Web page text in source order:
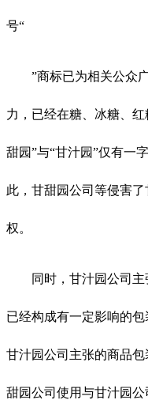
号“
”商标已为相关公众广
力，已经在糖、冰糖、
甜园”与“甘汁园”仅有一
此，甘甜园公司等侵害
权。
同时，甘汁园公司主
已经构成有一定影响的
甘汁园公司主张的商品
甜园公司使用与甘汁园